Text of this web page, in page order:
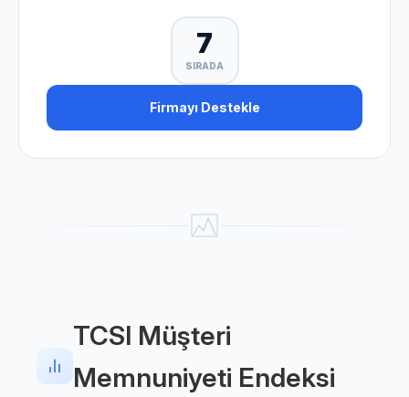
7
SIRADA
Firmayı Destekle
TCSI Müşteri
Memnuniyeti Endeksi